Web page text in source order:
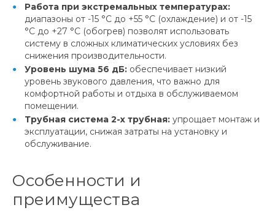
Работа при экстремальных температурах:
диапазоны от -15 °C до +55 °C (охлаждение) и от -15
°C до +27 °C (обогрев) позволят использовать
систему в сложных климатических условиях без
снижения производительности.
Уровень шума 56 дБ: обеспечивает низкий
уровень звукового давления, что важно для
комфортной работы и отдыха в обслуживаемом
помещении.
Трубная система 2-х трубная: упрощает монтаж и
эксплуатации, снижая затраты на установку и
обслуживание.
Особенности и
преимущества